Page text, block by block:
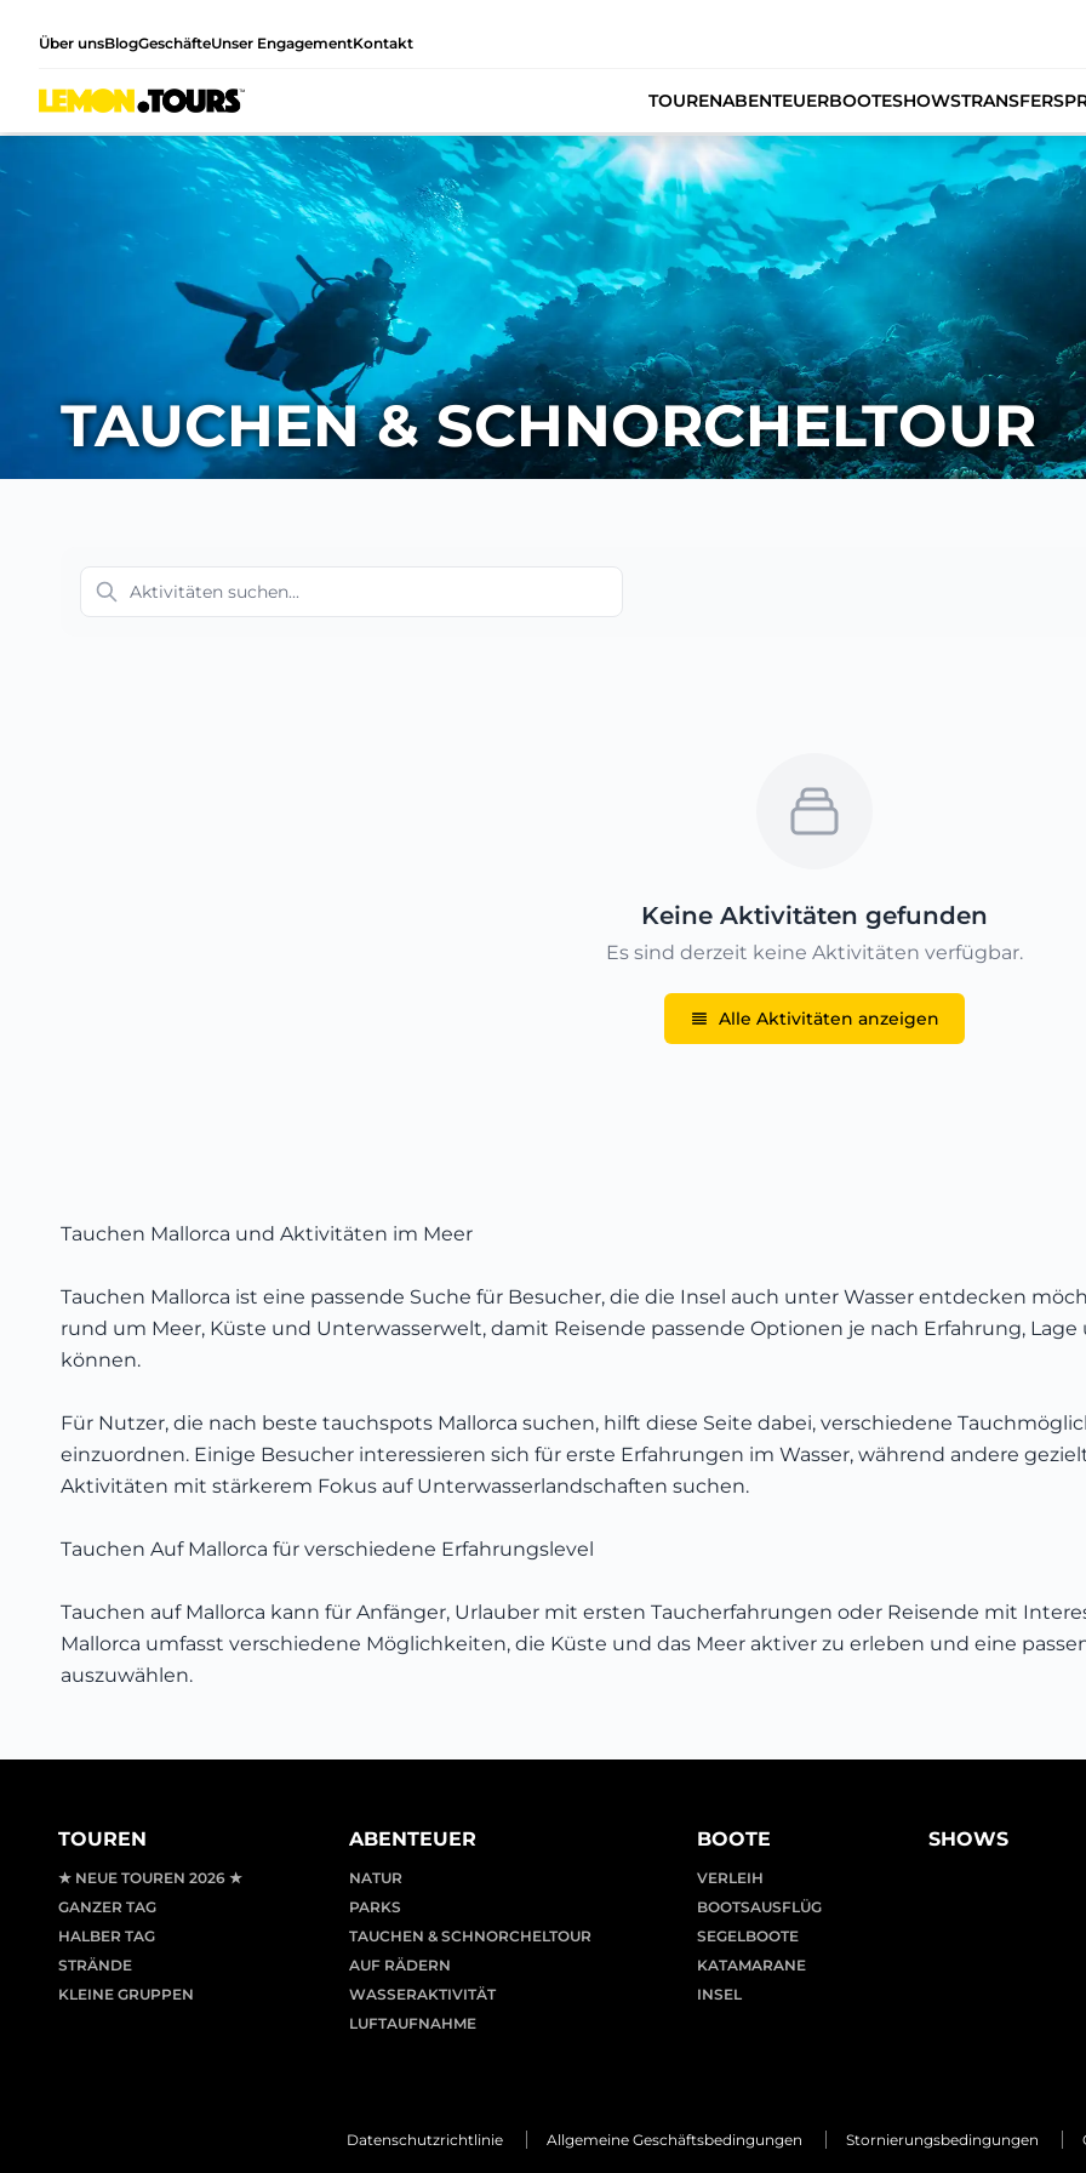
Über unsBlogGeschäfteUnser EngagementKontakt
TOURENABENTEUERBOOTESHOWSTRANSFERS
TAUCHEN & SCHNORCHELTOUR
Keine Aktivitäten gefunden
Es sind derzeit keine Aktivitäten verfügbar.
Alle Aktivitäten anzeigen
Tauchen Mallorca und Aktivitäten im Meer
Tauchen Mallorca ist eine passende Suche für Besucher, die die Insel auch unter Wasser entdecken
rund um Meer, Küste und Unterwasserwelt, damit Reisende passende Optionen je nach Erfahrung,
können.
Für Nutzer, die nach beste tauchspots Mallorca suchen, hilft diese Seite dabei, verschiedene
einzuordnen. Einige Besucher interessieren sich für erste Erfahrungen im Wasser, während andere
Aktivitäten mit stärkerem Fokus auf Unterwasserlandschaften suchen.
Tauchen Auf Mallorca für verschiedene Erfahrungslevel
Tauchen auf Mallorca kann für Anfänger, Urlauber mit ersten Taucherfahrungen oder Reisende mit
Mallorca umfasst verschiedene Möglichkeiten, die Küste und das Meer aktiver zu erleben und eine
auszuwählen.
TOUREN
★ NEUE TOUREN 2026 ★
GANZER TAG
HALBER TAG
STRÄNDE
KLEINE GRUPPEN
ABENTEUER
NATUR
PARKS
TAUCHEN & SCHNORCHELTOUR
AUF RÄDERN
WASSERAKTIVITÄT
LUFTAUFNAHME
BOOTE
VERLEIH
BOOTSAUSFLÜG
SEGELBOOTE
KATAMARANE
INSEL
SHOWS
Datenschutzrichtlinie Allgemeine Geschäftsbedingungen Stornierungsbedingungen